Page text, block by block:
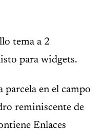
tema a 2
para widgets.
parcela en el campo
reminiscente de
Enlaces